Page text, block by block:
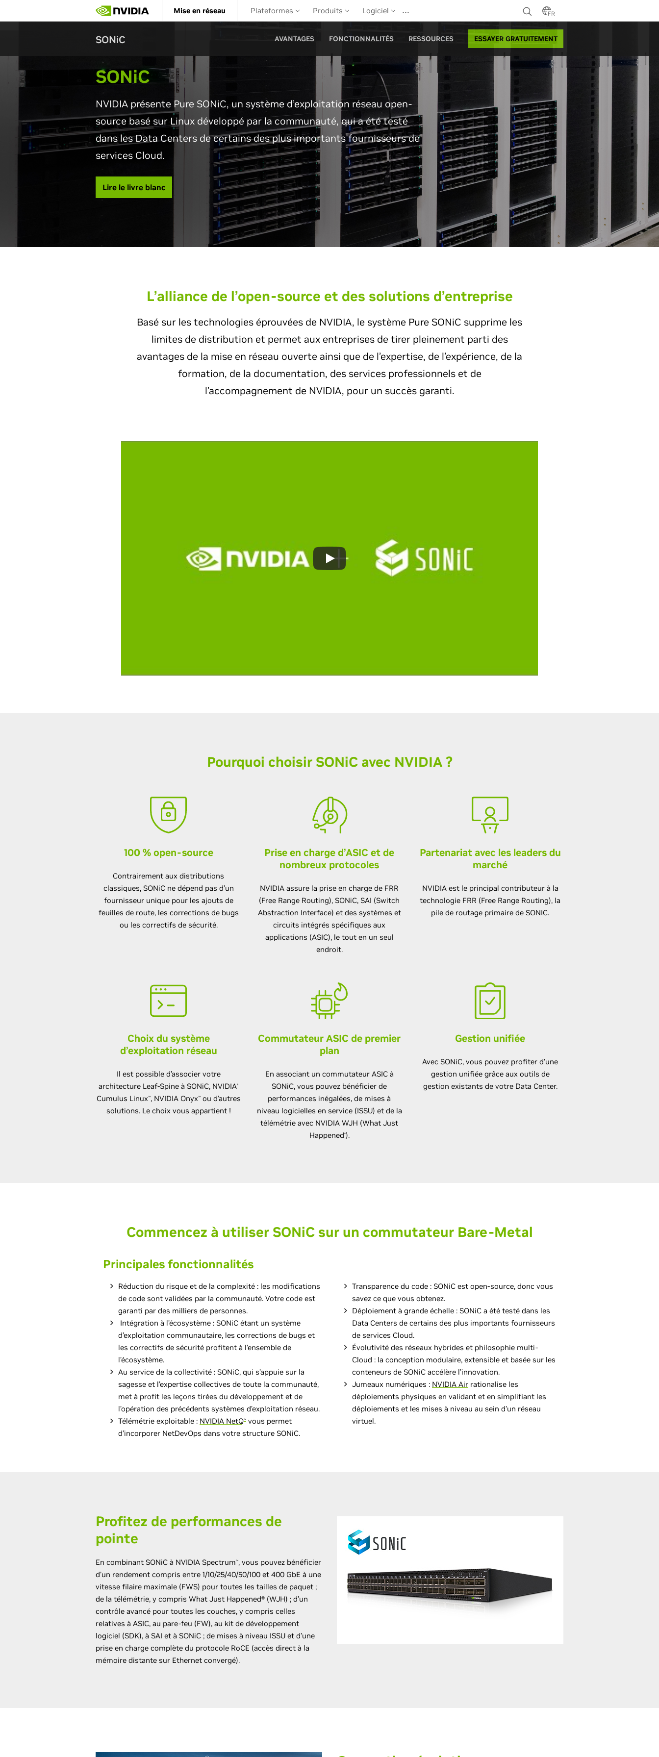
main
Mise en réseau Plateformes Produits Logiciel … FR
SONiC AVANTAGES FONCTIONNALITÉS RESSOURCES ESSAYER GRATUITEMENT
SONiC
NVIDIA présente Pure SONiC, un système d’exploitation réseau open-
source basé sur Linux développé par la communauté, qui a été testé
dans les Data Centers de certains des plus importants fournisseurs de
services Cloud.
Lire le livre blanc
L’alliance de l’open-source et des solutions d’entreprise
Basé sur les technologies éprouvées de NVIDIA, le système Pure SONiC supprime les
limites de distribution et permet aux entreprises de tirer pleinement parti des
avantages de la mise en réseau ouverte ainsi que de l’expertise, de l’expérience, de la
formation, de la documentation, des services professionnels et de
l’accompagnement de NVIDIA, pour un succès garanti.
Pourquoi choisir SONiC avec NVIDIA ?
100 % open-source
Contrairement aux distributions
classiques, SONiC ne dépend pas d’un
fournisseur unique pour les ajouts de
feuilles de route, les corrections de bugs
ou les correctifs de sécurité.
Prise en charge d’ASIC et de
nombreux protocoles
NVIDIA assure la prise en charge de FRR
(Free Range Routing), SONiC, SAI (Switch
Abstraction Interface) et des systèmes et
circuits intégrés spécifiques aux
applications (ASIC), le tout en un seul
endroit.
Partenariat avec les leaders du
marché
NVIDIA est le principal contributeur à la
technologie FRR (Free Range Routing), la
pile de routage primaire de SONIC.
Choix du système
d’exploitation réseau
Il est possible d’associer votre
architecture Leaf-Spine à SONiC, NVIDIA®
Cumulus Linux™, NVIDIA Onyx™ou d’autres
solutions. Le choix vous appartient !
Commutateur ASIC de premier
plan
En associant un commutateur ASIC à
SONiC, vous pouvez bénéficier de
performances inégalées, de mises à
niveau logicielles en service (ISSU) et de la
télémétrie avec NVIDIA WJH (What Just
Happened®).
Gestion unifiée
Avec SONiC, vous pouvez profiter d’une
gestion unifiée grâce aux outils de
gestion existants de votre Data Center.
Commencez à utiliser SONiC sur un commutateur Bare-Metal
Principales fonctionnalités
Réduction du risque et de la complexité : les modifications
de code sont validées par la communauté. Votre code est
garanti par des milliers de personnes.
Intégration à l’écosystème : SONiC étant un système
d’exploitation communautaire, les corrections de bugs et
les correctifs de sécurité profitent à l’ensemble de
l’écosystème.
Au service de la collectivité : SONiC, qui s’appuie sur la
sagesse et l’expertise collectives de toute la communauté,
met à profit les leçons tirées du développement et de
l’opération des précédents systèmes d’exploitation réseau.
Télémétrie exploitable : NVIDIA NetQ™ vous permet
d’incorporer NetDevOps dans votre structure SONiC.
Transparence du code : SONiC est open-source, donc vous
savez ce que vous obtenez.
Déploiement à grande échelle : SONiC a été testé dans les
Data Centers de certains des plus importants fournisseurs
de services Cloud.
Évolutivité des réseaux hybrides et philosophie multi-
Cloud : la conception modulaire, extensible et basée sur les
conteneurs de SONiC accélère l’innovation.
Jumeaux numériques : NVIDIA Air rationalise les
déploiements physiques en validant et en simplifiant les
déploiements et les mises à niveau au sein d’un réseau
virtuel.
Profitez de performances de
pointe
En combinant SONiC à NVIDIA Spectrum™, vous pouvez bénéficier
d’un rendement compris entre 1/10/25/40/50/100 et 400 GbE à une
vitesse filaire maximale (FWS) pour toutes les tailles de paquet ;
de la télémétrie, y compris What Just Happened® (WJH) ; d’un
contrôle avancé pour toutes les couches, y compris celles
relatives à ASIC, au pare-feu (FW), au kit de développement
logiciel (SDK), à SAI et à SONiC ; de mises à niveau ISSU et d’une
prise en charge complète du protocole RoCE (accès direct à la
mémoire distante sur Ethernet convergé).